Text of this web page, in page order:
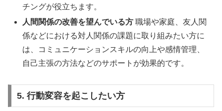
チングが役立ちます。
人間関係の改善を望んでいる方 職場や家庭、友人関
係などにおける対人関係の課題に取り組みたい方に
は、コミュニケーションスキルの向上や感情管理、
自己主張の方法などのサポートが効果的です。
5. 行動変容を起こしたい方